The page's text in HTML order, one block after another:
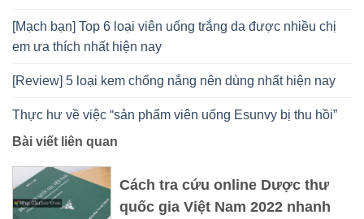
[Mạch bạn] Top 6 loại viên uống trắng da được nhiều chị
em ưa thích nhất hiện nay
[Review] 5 loại kem chống nắng nên dùng nhất hiện nay
Thực hư về việc “sản phẩm viên uống Esunvy bị thu hồi”
Bài viết liên quan
Cách tra cứu online Dược thư
quốc gia Việt Nam 2022 nhanh